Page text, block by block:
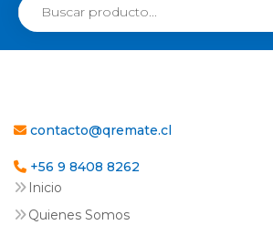
contacto@qremate.cl
+56 9 8408 8262
Inicio
Quienes Somos